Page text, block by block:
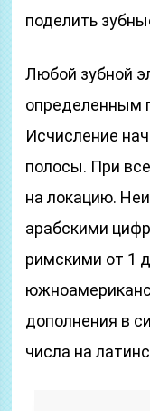
поделить
Любой зубной
определенным
Исчисление
полосы. При
на локацию.
арабскими
римскими от 1
дополнения в
числа на